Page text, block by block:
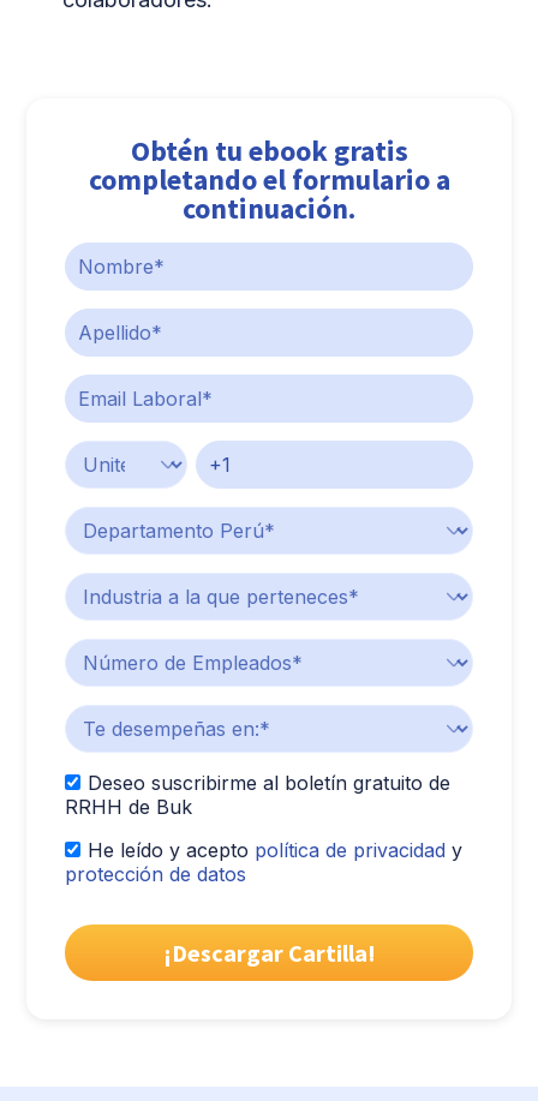
Obtén tu ebook gratis
completando el formulario a
continuación.
Deseo suscribirme al boletín gratuito de
RRHH de Buk
He leído y acepto política de privacidad y
protección de datos